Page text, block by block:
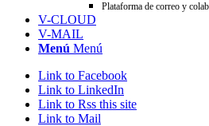
Plataforma de correo y
V-CLOUD
V-MAIL
Menú Menú
Link to Facebook
Link to LinkedIn
Link to Rss this site
Link to Mail